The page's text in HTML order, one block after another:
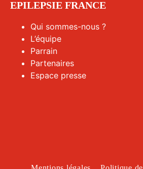
EPILEPSIE FRANCE
Qui sommes-nous ?
L’équipe
Parrain
Partenaires
Espace presse